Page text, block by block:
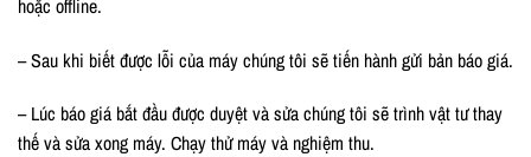
hoặc offline.
– Sau khi biết được lỗi của máy chúng tôi sẽ tiến hành gửi bản báo giá.
– Lúc báo giá bắt đầu được duyệt và sửa chúng tôi sẽ trình vật tư thay
thế và sửa xong máy. Chạy thử máy và nghiệm thu.